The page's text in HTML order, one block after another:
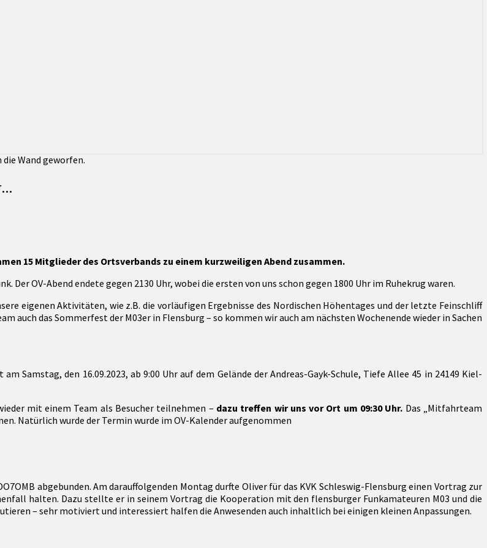
15 Mitglieder des Ortsverbands zu einem kurzweiligen Abend zusammen.
OV-Abend endete gegen 2130 Uhr, wobei die ersten von uns schon gegen 1800 Uhr im Ruhekrug waren.
eigenen Aktivitäten, wie z.B. die vorläufigen Ergebnisse des Nordischen Höhentages und der letzte Feinschliff
auch das Sommerfest der M03er in Flensburg – so kommen wir auch am nächsten Wochenende wieder in Sachen
Samstag, den 16.09.2023, ab 9:00 Uhr auf dem Gelände der Andreas-Gayk-Schule, Tiefe Allee 45 in 24149 Kiel-
mit einem Team als Besucher teilnehmen – dazu treffen wir uns vor Ort um 09:30 Uhr. Das „Mitfahrteam
Natürlich wurde der Termin wurde im OV-Kalender aufgenommen
abgebunden. Am darauffolgenden Montag durfte Oliver für das KVK Schleswig-Flensburg einen Vortrag zur
halten. Dazu stellte er in seinem Vortrag die Kooperation mit den flensburger Funkamateuren M03 und die
– sehr motiviert und interessiert halfen die Anwesenden auch inhaltlich bei einigen kleinen Anpassungen.